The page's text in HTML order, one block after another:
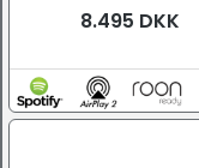
8.495 DKK